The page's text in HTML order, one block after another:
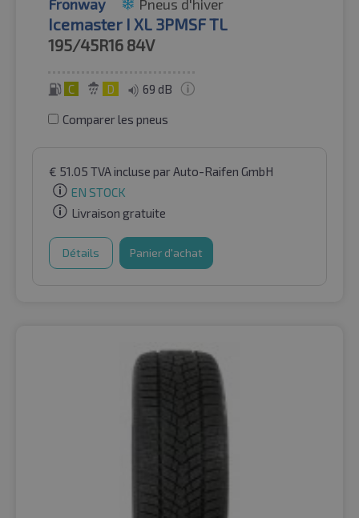
Fronway Pneus d'hiver
Icemaster I XL 3PMSF TL
195/45R16 84V
C D 69 dB
Comparer les pneus
€ 51.05 TVA incluse par Auto-Raifen GmbH
EN STOCK
Livraison gratuite
Détails Panier d'achat